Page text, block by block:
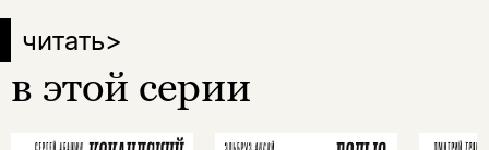
читать>
в этой серии